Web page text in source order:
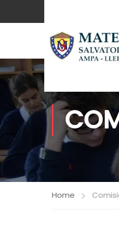
Home